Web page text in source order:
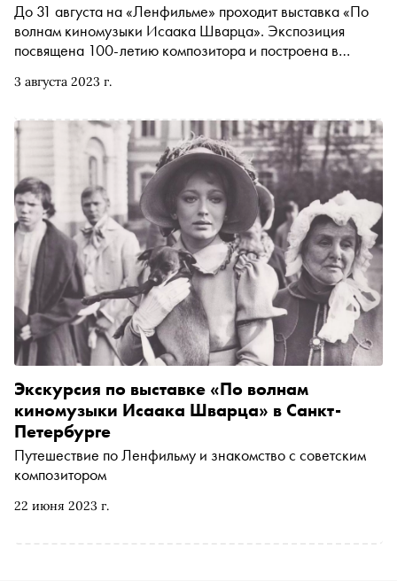
3 августа 2023 г.
До 31 августа на «Ленфильме» проходит выставка «По
волнам киномузыки Исаака Шварца». Экспозиция
посвящена 100-летию композитора и построена в
поговорил с кураторами проекта Анной Маугли и
почему традиция передачи красоты в русском искусстве
не должна прерываться
22 июня 2023 г.
Экскурсия по выставке «По волнам
киномузыки Исаака Шварца» в Санкт-
Петербурге
Путешествие по Ленфильму и знакомство с советским
композитором